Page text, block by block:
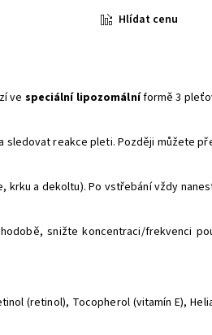
Hlídat cenu
ve speciální lipozomálníformě 3
reakce pleti. Později můžete
a dekoltu). Po vstřebání vždy
snižte koncentraci/frekvenci
(retinol), Tocopherol (vitamín E),